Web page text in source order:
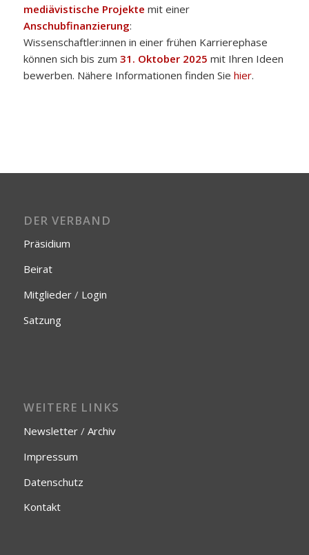
mediävistische Projekte mit einer
Anschubfinanzierung:
Wissenschaftler:innen in einer frühen Karrierephase
können sich bis zum 31. Oktober 2025 mit Ihren Ideen
bewerben. Nähere Informationen finden Sie hier.
DER VERBAND
Präsidium
Beirat
Mitglieder/ Login
Satzung
WEITERE LINKS
Newsletter/ Archiv
Impressum
Datenschutz
Kontakt